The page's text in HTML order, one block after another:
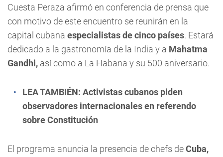
Cuesta Peraza afirmó en conferencia de prensa que
con motivo de este encuentro se reunirán en la
capital cubana especialistas de cinco países. Estará
dedicado a la gastronomía de la India y a Mahatma
Gandhi, así como a La Habana y su 500 aniversario.
LEA TAMBIÉN: Activistas cubanos piden
observadores internacionales en referendo
sobre Constitución
El programa anuncia la presencia de chefs deCuba,